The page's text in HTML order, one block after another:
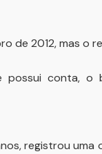
de 2012, mas o
conta, o
registrou